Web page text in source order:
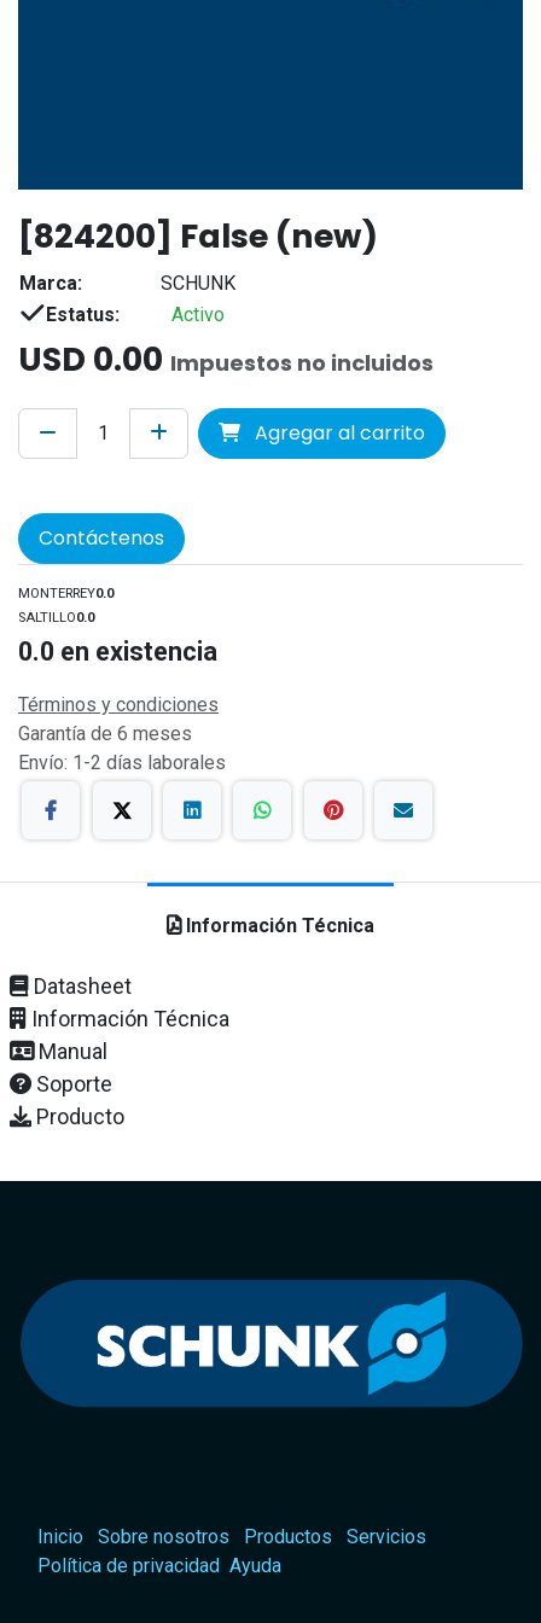
[824200] False (new)
Marca:
SCHUNK
Estatus:
Activo
USD 0.00 Impuestos no incluidos
Agregar al carrito
Contáctenos
MONTERREY0.0
SALTILLO0.0
0.0 en existencia
Términos y condiciones
Garantía de 6 meses
Envío: 1-2 días laborales
Información Técnica
Datasheet
Información Técnica
Manual
Soporte
Producto
Inicio Sobre nosotros Productos
Servicios
Política de privacidad Ayuda